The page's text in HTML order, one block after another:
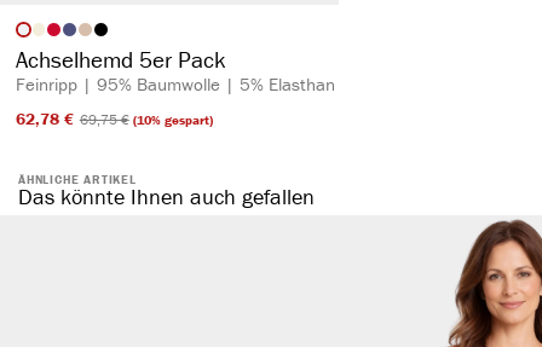
Artikelfarbe
Achselhemd 5er Pack
Feinripp | 95% Baumwolle | 5% Elasthan
62,78 €​ 69,75 €​(10% gespart)
ÄHNLICHE ARTIKEL
Das könnte Ihnen auch gefallen